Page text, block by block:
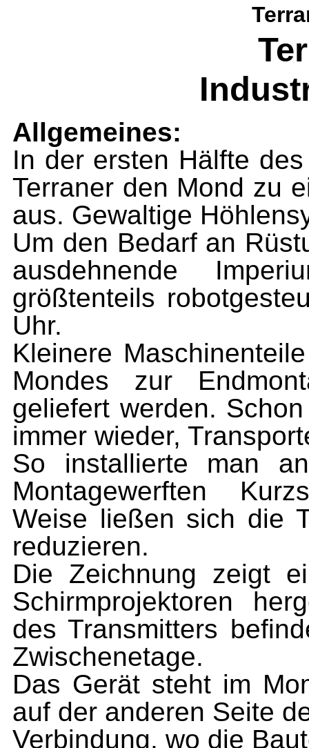
Allgemeines:
In der ersten Hälfte
Terraner den Mond zu
aus. Gewaltige
Um den Bedarf an
ausdehnende
größtenteils
Uhr.
Kleinere
Mondes zur
geliefert werden.
immer wieder,
So installierte man
Montagewerften
Weise ließen sich die
reduzieren.
Die Zeichnung zeigt
Schirmprojektoren
des Transmitters
Zwischenetage.
Das Gerät steht im
auf der anderen Seite
Verbindung, wo die